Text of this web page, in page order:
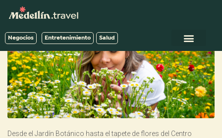
Negocios Entretenimiento Salud
Desde el Jardín Botánico hasta el tapete de flores del Centro